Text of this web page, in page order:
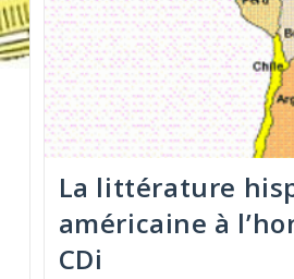
La littérature
américaine à
CDi